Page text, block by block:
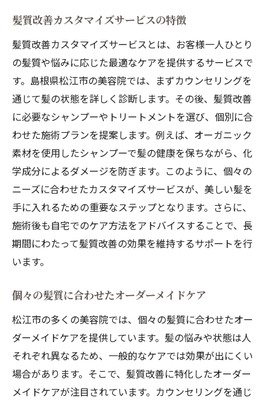
髪質改善カスタマイズサービスの特徴
髪質改善カスタマイズサービスとは、お客様一人ひとり
の髪質や悩みに応じた最適なケアを提供するサービスで
す。島根県松江市の美容院では、まずカウンセリングを
通じて髪の状態を詳しく診断します。その後、髪質改善
に必要なシャンプーやトリートメントを選び、個別に合
わせた施術プランを提案します。例えば、オーガニック
素材を使用したシャンプーで髪の健康を保ちながら、化
学成分によるダメージを防ぎます。このように、個々の
ニーズに合わせたカスタマイズサービスが、美しい髪を
手に入れるための重要なステップとなります。さらに、
施術後も自宅でのケア方法をアドバイスすることで、長
期間にわたって髪質改善の効果を維持するサポートを行
います。
個々の髪質に合わせたオーダーメイドケア
松江市の多くの美容院では、個々の髪質に合わせたオー
ダーメイドケアを提供しています。髪の悩みや状態は人
それぞれ異なるため、一般的なケアでは効果が出にくい
場合があります。そこで、髪質改善に特化したオーダー
メイドケアが注目されています。カウンセリングを通じ